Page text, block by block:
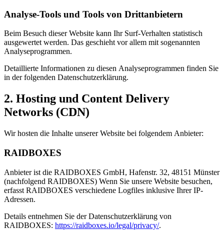
Analyse-Tools und Tools von Dritt­anbietern
Beim Besuch dieser Website kann Ihr Surf-Verhalten statistisch
ausgewertet werden. Das geschieht vor allem mit sogenannten
Analyseprogrammen.
Detaillierte Informationen zu diesen Analyseprogrammen finden Sie
in der folgenden Datenschutzerklärung.
2. Hosting und Content Delivery
Networks (CDN)
Wir hosten die Inhalte unserer Website bei folgendem Anbieter:
RAIDBOXES
Anbieter ist die RAIDBOXES GmbH, Hafenstr. 32, 48151 Münster
(nachfolgend RAIDBOXES) Wenn Sie unsere Website besuchen,
erfasst RAIDBOXES verschiedene Logfiles inklusive Ihrer IP-
Adressen.
Details entnehmen Sie der Datenschutzerklärung von
RAIDBOXES: https://raidboxes.io/legal/privacy/.